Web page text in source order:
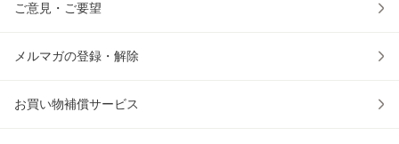
ご意見・ご要望
メルマガの登録・解除
お買い物補償サービス